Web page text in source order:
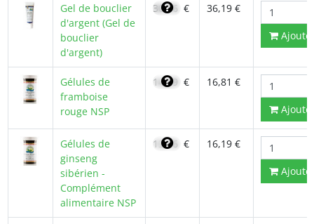
Gel de bouclier
d'argent (Gel de
bouclier
d'argent)
30,76 € 36,19 €
Gélules de
framboise
rouge NSP
14,29 € 16,81 €
Gélules de
ginseng
sibérien -
Complément
alimentaire NSP
13,76 € 16,19 €